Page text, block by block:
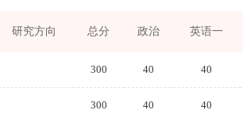
研究方向 总分 政治 英语一
300 40 40
300 40 40